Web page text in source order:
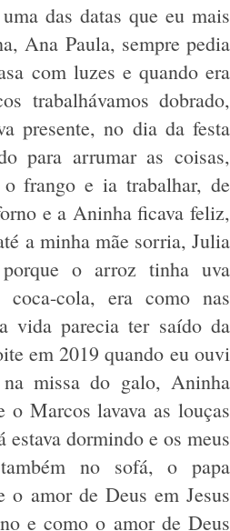
das datas que eu mais
Ana Paula, sempre pedia
com luzes e quando era
trabalhávamos dobrado,
presente, no dia da festa
para arrumar as coisas,
frango e ia trabalhar, de
e a Aninha ficava feliz,
a minha mãe sorria, Julia
o arroz tinha uva
coca-cola, era como nas
vida parecia ter saído da
em 2019 quando eu ouvi
missa do galo, Aninha
Marcos lavava as louças
dormindo e os meus
no sofá, o papa
o amor de Deus em Jesus
e como o amor de Deus